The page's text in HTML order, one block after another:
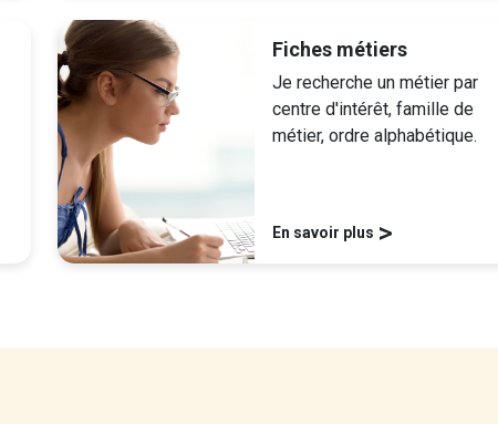
Fiches métiers
Je recherche un métier par
centre d'intérêt, famille de
métier, ordre alphabétique.
En savoir plus >